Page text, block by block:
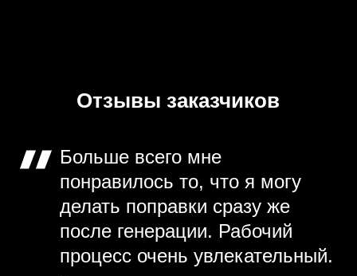
Отзывы заказчиков
Больше всего мне
понравилось то, что я могу
делать поправки сразу же
после генерации. Рабочий
процесс очень увлекательный.